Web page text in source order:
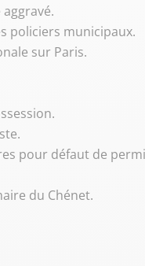
policiers municipaux.
sur Paris.
pour défaut de
du Chénet.